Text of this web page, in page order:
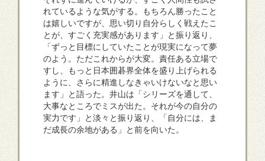
れているような気がする。もちろん勝ったこと
は嬉しいですが、思い切り自分らしく戦えたこ
とが、すごく充実感があります」と振り返り、
「ずっと目標にしていたことが現実になって夢
のよう。ただこれからが大変。責任ある立場で
すし、もっと日本囲碁界全体を盛り上げられる
ように、さらに精進しなきゃいけないなと思い
ます」と語った。井山は「シリーズを通して、
大事なところでミスが出た。それが今の自分の
実力です」と淡々と振り返り、「自分には、ま
だ成長の余地がある」と前を向いた。